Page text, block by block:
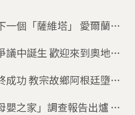
一個「薩維塔」 愛爾蘭鬆
議中誕生 歡迎來到奧地利
成功 教宗故鄉阿根廷墮胎
嬰之家」調查報告出爐 總